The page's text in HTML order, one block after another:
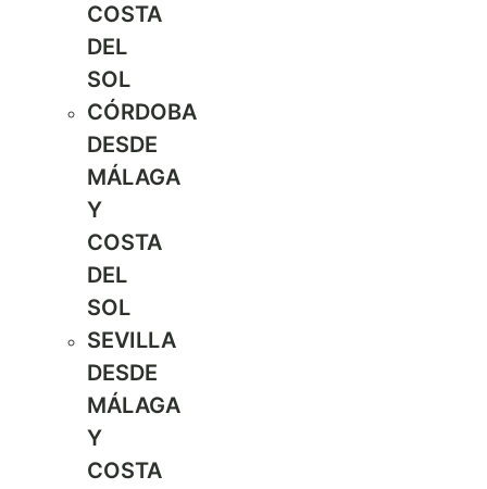
COSTA
DEL
SOL
CÓRDOBA
DESDE
MÁLAGA
Y
COSTA
DEL
SOL
SEVILLA
DESDE
MÁLAGA
Y
COSTA